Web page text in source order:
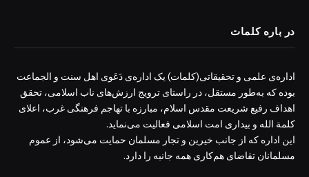
در باره کلمات
اداره‌ی علمی و تحقیقاتی(کلمات) یک اداره‌ی دَعَوی اهل سنت و الجماعت
بوده که به‌طور مستقل، در راستای ترویج ارزش‌های ناب اسلامی، تحقق
اهداف رفیع شریعت مقدس اسلام، مبارزه با تهاجم فرهنگی غرب، اعلای
کلمة الله و بیداری امت اسلامی فعالیت می‌نماید.
این اداره که از جانب خیرین و تجار مسلمان حمایت می‌شود، از عموم
مسلمانان تقاضای هم‌کاری همه جانبه را دارد.